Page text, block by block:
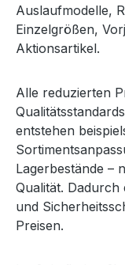
Auslaufmodelle,
Einzelgrößen,
Aktionsartikel.
Alle reduzierten
entstehen
Lagerbestände –
Qualität.
und
Preisen.